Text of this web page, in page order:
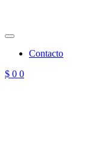
Contacto
$ 0 0